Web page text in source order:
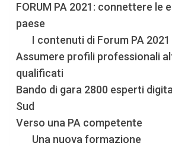
FORUM PA 2021: connettere le
paese
I contenuti di Forum PA 2021
Assumere profili professionali
qualificati
Bando di gara 2800 esperti
Sud
Verso una PA competente
Una nuova formazione